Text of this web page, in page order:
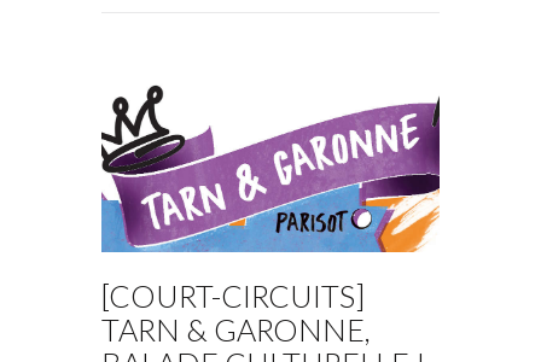
[COURT-CIRCUITS]
TARN & GARONNE,